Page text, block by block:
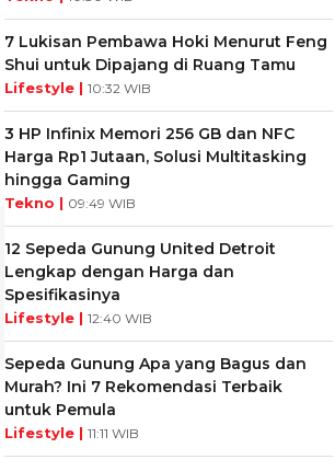
7 Lukisan Pembawa Hoki Menurut Feng
Shui untuk Dipajang di Ruang Tamu
Lifestyle | 10:32 WIB
3 HP Infinix Memori 256 GB dan NFC
Harga Rp1 Jutaan, Solusi Multitasking
hingga Gaming
Tekno | 09:49 WIB
12 Sepeda Gunung United Detroit
Lengkap dengan Harga dan
Spesifikasinya
Lifestyle | 12:40 WIB
Sepeda Gunung Apa yang Bagus dan
Murah? Ini 7 Rekomendasi Terbaik
untuk Pemula
Lifestyle | 11:11 WIB